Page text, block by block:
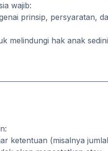
wajib:
prinsip, persyaratan,
melindungi hak anak sedini
ketentuan (misalnya